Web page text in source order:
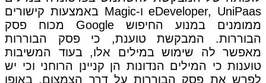
eDeveloper, UniPaas ו-Magic באמצעות קישורים
ממומנים במנוע החיפוש Google מכוח פסק
הבוררות. המבקשת טוענת, כי פסק הבוררות
מאפשר לה שימוש במילים אלו, בעוד המשיבות
טוענות כי המילים הנדונות הן קניינן הרוחני וכי יש
לפרש את פסק הבוררות על דרך הצמצום, באופן